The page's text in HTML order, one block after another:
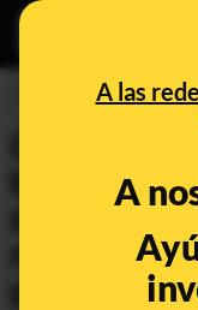
A las
A
PREBUNKING
Qué
británico
de 18
mes y